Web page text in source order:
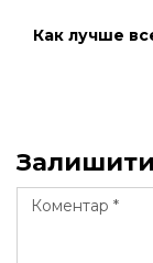
Как лучше